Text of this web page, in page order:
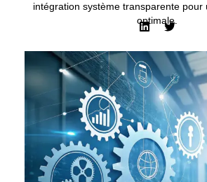
intégration système transparente pour
optimale.